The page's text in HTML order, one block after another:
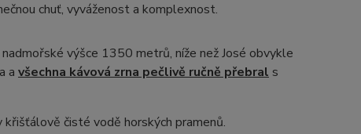
chuť, vyváženost a komplexnost.
výšce 1350 metrů, níže než José obvykle
a všechna kávová zrna pečlivě ručně přebral s
křišťálově čisté vodě horských pramenů.